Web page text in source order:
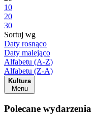
10
20
30
Sortuj wg
Daty rosnąco
Daty malejąco
Alfabetu (A-Z)
Alfabetu (Z-A)
Kultura
Menu
Polecane wydarzenia